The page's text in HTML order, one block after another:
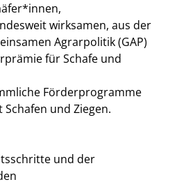
wirksamen, aus der
Agrarpolitik (GAP)
für Schafe und
Förderprogramme
und Ziegen.
und der